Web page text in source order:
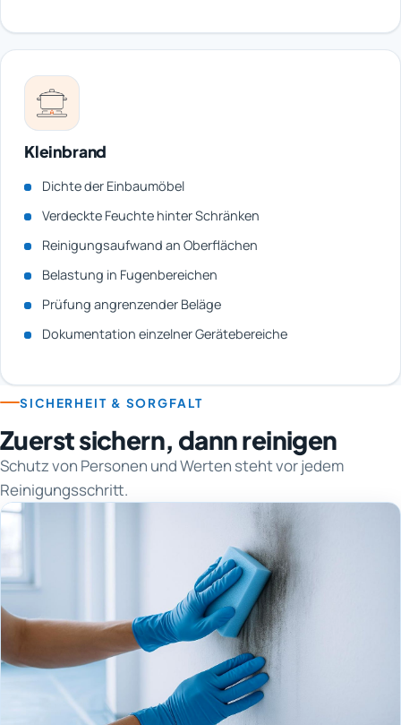
Kleinbrand
Dichte der Einbaumöbel
Verdeckte Feuchte hinter Schränken
Reinigungsaufwand an Oberflächen
Belastung in Fugenbereichen
Prüfung angrenzender Beläge
Dokumentation einzelner Gerätebereiche
SICHERHEIT & SORGFALT
Zuerst sichern, dann reinigen
Schutz von Personen und Werten steht vor jedem
Reinigungsschritt.